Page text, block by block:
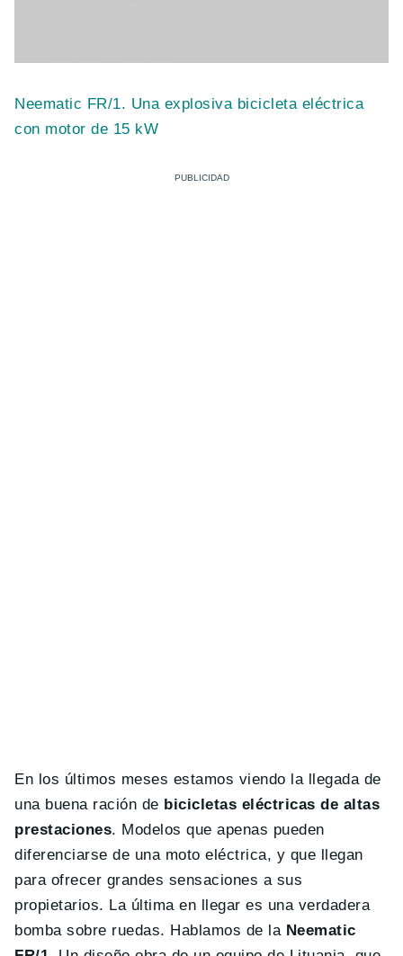
Neematic FR/1. Una explosiva bicicleta eléctrica
con motor de 15 kW
En los últimos meses estamos viendo la llegada de
una buena ración de bicicletas eléctricas de altas
prestaciones. Modelos que apenas pueden
diferenciarse de una moto eléctrica, y que llegan
para ofrecer grandes sensaciones a sus
propietarios. La última en llegar es una verdadera
bomba sobre ruedas. Hablamos de la Neematic